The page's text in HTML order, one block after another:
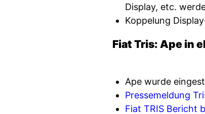
Display, etc.
Koppelung
Fiat Tris: Ape in
Ape wurde
Pressemeldung
Fiat TRIS Bericht